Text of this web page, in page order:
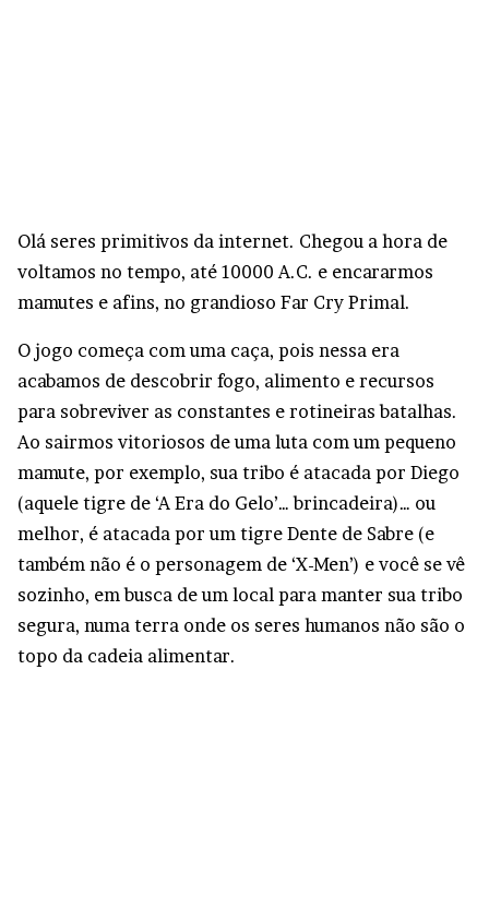
Olá seres primitivos da internet. Chegou a hora de
voltamos no tempo, até 10000 A.C. e encararmos
mamutes e afins, no grandioso Far Cry Primal.
O jogo começa com uma caça, pois nessa era
acabamos de descobrir fogo, alimento e recursos
para sobreviver as constantes e rotineiras batalhas.
Ao sairmos vitoriosos de uma luta com um pequeno
mamute, por exemplo, sua tribo é atacada por Diego
(aquele tigre de ‘A Era do Gelo’… brincadeira)… ou
melhor, é atacada por um tigre Dente de Sabre (e
também não é o personagem de ‘X-Men’) e você se vê
sozinho, em busca de um local para manter sua tribo
segura, numa terra onde os seres humanos não são o
topo da cadeia alimentar.